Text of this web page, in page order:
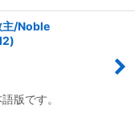
主/Noble
版です。